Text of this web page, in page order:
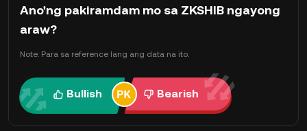
Ano'ng pakiramdam mo sa ZKSHIB ngayong
araw?
Note: Para sa reference lang ang data na ito.
Bullish Bearish